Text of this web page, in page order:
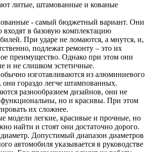
литые, штамованные и кованые
- самый бюджетный вариант. Они
входят в базовую комплектацию
При ударе не ломаются, а мнутся, и,
подлежат ремонту – это их
преимущество. Однако при этом они
и не слишком эстетичные.
изготавливаются из алюминиевого
они гораздо легче штампованных.
разнообразием дизайнов, они не
функциональны, но и красивы. При этом
их сложнее.
модели легкие, красивые и прочные, но
найти и стоят они достаточно дорого.
Допустимый диапазон диаметров
автомобиля указывается в руководстве